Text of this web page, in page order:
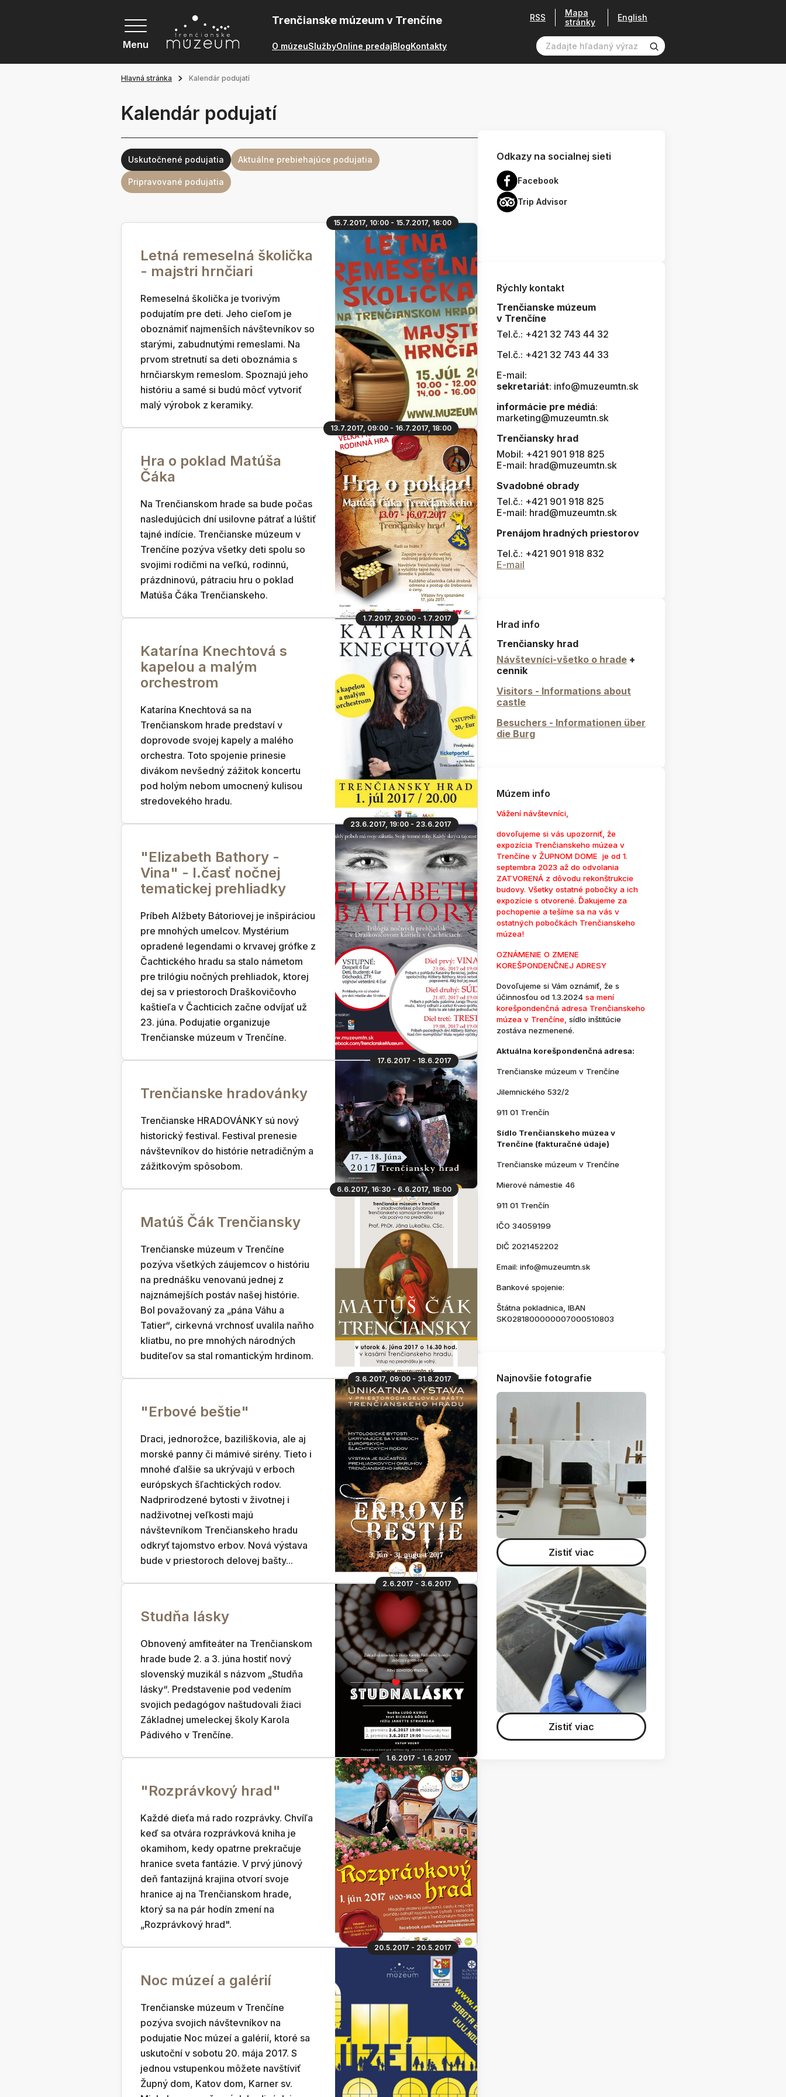
Menu
Trenčianske múzeum v Trenčíne
O múzeuSlužbyOnline predajBlogKontakty
RSS
Mapa
stránky
English
Hlavná stránka Kalendár podujatí
Kalendár podujatí
Uskutočnené podujatia Aktuálne prebiehajúce podujatia
Pripravované podujatia
15.7.2017, 10:00 - 15.7.2017, 16:00
Letná remeselná školička
- majstri hrnčiari
Remeselná školička je tvorivým
podujatím pre deti. Jeho cieľom je
oboznámiť najmenších návštevníkov so
starými, zabudnutými remeslami. Na
prvom stretnutí sa deti oboznámia s
hrnčiarskym remeslom. Spoznajú jeho
históriu a samé si budú môcť vytvoriť
malý výrobok z keramiky.
13.7.2017, 09:00 - 16.7.2017, 18:00
Hra o poklad Matúša
Čáka
Na Trenčianskom hrade sa bude počas
nasledujúcich dní usilovne pátrať a lúštiť
tajné indície. Trenčianske múzeum v
Trenčíne pozýva všetky deti spolu so
svojimi rodičmi na veľkú, rodinnú,
prázdninovú, pátraciu hru o poklad
Matúša Čáka Trenčianskeho.
1.7.2017, 20:00 - 1.7.2017
Katarína Knechtová s
kapelou a malým
orchestrom
Katarína Knechtová sa na
Trenčianskom hrade predstaví v
doprovode svojej kapely a malého
orchestra. Toto spojenie prinesie
divákom nevšedný zážitok koncertu
pod holým nebom umocnený kulisou
stredovekého hradu.
23.6.2017, 19:00 - 23.6.2017
"Elizabeth Bathory -
Vina" - I.časť nočnej
tematickej prehliadky
Príbeh Alžbety Bátoriovej je inšpiráciou
pre mnohých umelcov. Mystérium
opradené legendami o krvavej grófke z
Čachtického hradu sa stalo námetom
pre trilógiu nočných prehliadok, ktorej
dej sa v priestoroch Draškovičovho
kaštieľa v Čachticich začne odvíjať už
23. júna. Podujatie organizuje
Trenčianske múzeum v Trenčíne.
17.6.2017 - 18.6.2017
Trenčianske hradovánky
Trenčianske HRADOVÁNKY sú nový
historický festival. Festival prenesie
návštevníkov do histórie netradičným a
zážitkovým spôsobom.
6.6.2017, 16:30 - 6.6.2017, 18:00
Matúš Čák Trenčiansky
Trenčianske múzeum v Trenčíne
pozýva všetkých záujemcov o históriu
na prednášku venovanú jednej z
najznámejších postáv našej histórie.
Bol považovaný za „pána Váhu a
Tatier“, cirkevná vrchnosť uvalila naňho
kliatbu, no pre mnohých národných
buditeľov sa stal romantickým hrdinom.
3.6.2017, 09:00 - 31.8.2017
"Erbové beštie"
Draci, jednorožce, baziliškovia, ale aj
morské panny či mámivé sirény. Tieto i
mnohé ďalšie sa ukrývajú v erboch
európskych šľachtických rodov.
Nadprirodzené bytosti v životnej i
nadživotnej veľkosti majú
návštevníkom Trenčianskeho hradu
odkryť tajomstvo erbov. Nová výstava
bude v priestoroch delovej bašty...
2.6.2017 - 3.6.2017
Studňa lásky
Obnovený amfiteáter na Trenčianskom
hrade bude 2. a 3. júna hostiť nový
slovenský muzikál s názvom „Studňa
lásky“. Predstavenie pod vedením
svojich pedagógov naštudovali žiaci
Základnej umeleckej školy Karola
Pádivého v Trenčíne.
1.6.2017 - 1.6.2017
"Rozprávkový hrad"
Každé dieťa má rado rozprávky. Chvíľa
keď sa otvára rozprávková kniha je
okamihom, kedy opatrne prekračuje
hranice sveta fantázie. V prvý júnový
deň fantazijná krajina otvorí svoje
hranice aj na Trenčianskom hrade,
ktorý sa na pár hodín zmení na
„Rozprávkový hrad".
20.5.2017 - 20.5.2017
Noc múzeí a galérií
Trenčianske múzeum v Trenčíne
pozýva svojich návštevníkov na
podujatie Noc múzeí a galérií, ktoré sa
uskutoční v sobotu 20. mája 2017. S
jednou vstupenkou môžete navštíviť
Župný dom, Katov dom, Karner sv.
Odkazy na socialnej sieti
Facebook
Trip Advisor
Rýchly kontakt
Trenčianske múzeum
v Trenčíne
Tel.č.: +421 32 743 44 32
Tel.č.: +421 32 743 44 33
E-mail:
sekretariát: info@muzeumtn.sk
informácie pre médiá:
marketing@muzeumtn.sk
Trenčiansky hrad
Mobil: +421 901 918 825
E-mail: hrad@muzeumtn.sk
Svadobné obrady
Tel.č.: +421 901 918 825
E-mail: hrad@muzeumtn.sk
Prenájom hradných priestorov
Tel.č.: +421 901 918 832
E-mail
Hrad info
Trenčiansky hrad
Návštevníci-všetko o hrade +
cennik
Visitors - Informations about
castle
Besuchers - Informationen über
die Burg
Múzem info
Vážení návštevníci,
dovoľujeme si vás upozorniť, že
expozícia Trenčianskeho múzea v
Trenčíne v ŽUPNOM DOME je od 1.
septembra 2023 až do odvolania
ZATVORENÁ z dôvodu rekonštrukcie
budovy. Všetky ostatné pobočky a ich
expozície s otvorené. Ďakujeme za
pochopenie a tešíme sa na vás v
ostatných pobočkách Trenčianskeho
múzea!
OZNÁMENIE O ZMENE
KOREŠPONDENČNEJ ADRESY
Dovoľujeme si Vám oznámiť, že s
účinnosťou od 1.3.2024 sa mení
korešpondenčná adresa Trenčianskeho
múzea v Trenčíne, sídlo inštitúcie
zostáva nezmenené.
Aktuálna korešpondenčná adresa:
Trenčianske múzeum v Trenčíne
Jilemnického 532/2
911 01 Trenčín
Sídlo Trenčianskeho múzea v
Trenčíne (fakturačné údaje)
Trenčianske múzeum v Trenčíne
Mierové námestie 46
911 01 Trenčín
IČO 34059199
DIČ 2021452202
Email: info@muzeumtn.sk
Bankové spojenie:
Štátna pokladnica, IBAN
SK0281800000007000510803
Najnovšie fotografie
Zistiť viac
Zistiť viac